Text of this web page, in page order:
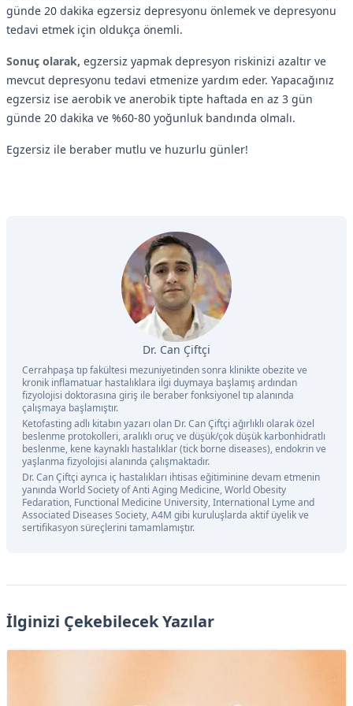
günde 20 dakika egzersiz depresyonu önlemek ve depresyonu
tedavi etmek için oldukça önemli.
Sonuç olarak, egzersiz yapmak depresyon riskinizi azaltır ve
mevcut depresyonu tedavi etmenize yardım eder. Yapacağınız
egzersiz ise aerobik ve anerobik tipte haftada en az 3 gün
günde 20 dakika ve %60-80 yoğunluk bandında olmalı.
Egzersiz ile beraber mutlu ve huzurlu günler!
Dr. Can Çiftçi
Cerrahpaşa tıp fakültesi mezuniyetinden sonra klinikte obezite ve
kronik inflamatuar hastalıklara ilgi duymaya başlamış ardından
fizyolojisi doktorasına giriş ile beraber fonksiyonel tıp alanında
çalışmaya başlamıştır.
Ketofasting adlı kitabın yazarı olan Dr. Can Çiftçi ağırlıklı olarak özel
beslenme protokolleri, aralıklı oruç ve düşük/çok düşük karbonhidratlı
beslenme, kene kaynaklı hastalıklar (tick borne diseases), endokrin ve
yaşlanma fizyolojisi alanında çalışmaktadır.
Dr. Can Çiftçi ayrıca iç hastalıkları ihtisas eğitiminine devam etmenin
yanında World Society of Anti Aging Medicine, World Obesity
Fedaration, Functional Medicine University, International Lyme and
Associated Diseases Society, A4M gibi kuruluşlarda aktif üyelik ve
sertifikasyon süreçlerini tamamlamıştır.
İlginizi Çekebilecek Yazılar